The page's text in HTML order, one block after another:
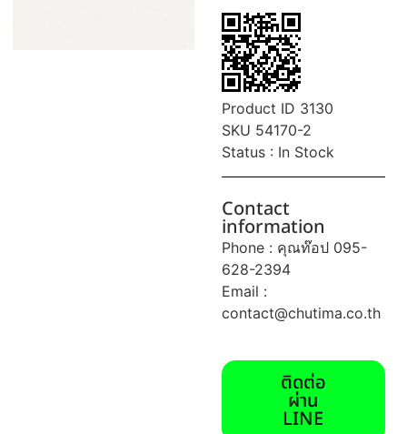
Product ID 3130
SKU 54170-2
Status : In Stock
Contact
information
Phone : คุณท๊อป 095-
628-2394
Email :
contact@chutima.co.th
ติดต่อ
ผ่าน
LINE